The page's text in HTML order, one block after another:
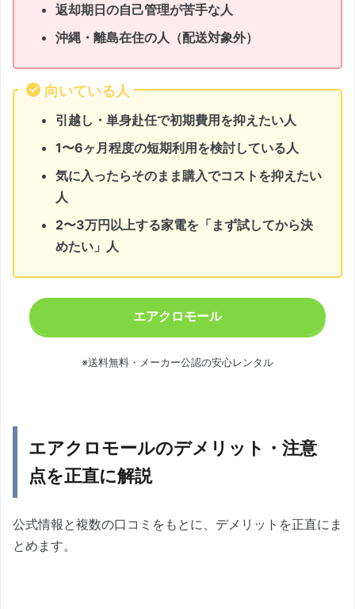
返却期日の自己管理が苦手な人
沖縄・離島在住の人（配送対象外）
向いている人
引越し・単身赴任で初期費用を抑えたい人
1〜6ヶ月程度の短期利用を検討している人
気に入ったらそのまま購入でコストを抑えたい
人
2〜3万円以上する家電を「まず試してから決
めたい」人
エアクロモール
※送料無料・メーカー公認の安心レンタル
エアクロモールのデメリット・注意
点を正直に解説
公式情報と複数の口コミをもとに、デメリットを正直にま
とめます。